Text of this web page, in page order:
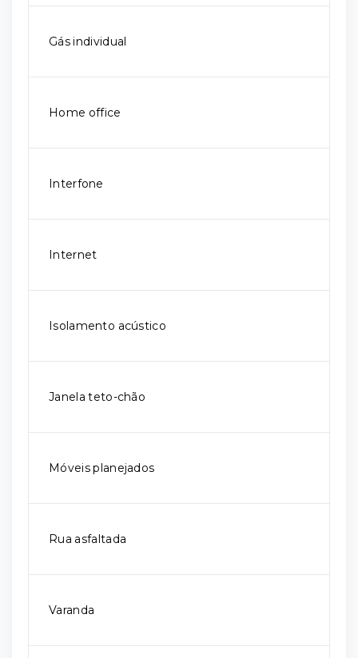
Gás individual
Home office
Interfone
Internet
Isolamento acústico
Janela teto-chão
Móveis planejados
Rua asfaltada
Varanda